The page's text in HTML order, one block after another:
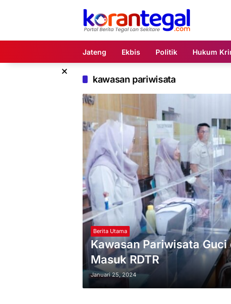
Jateng Ekbis Politik Hukum
×
kawasan pariwisata
Berita Utama
Kawasan Pariwisata
Masuk RDTR
Januari 25, 2024